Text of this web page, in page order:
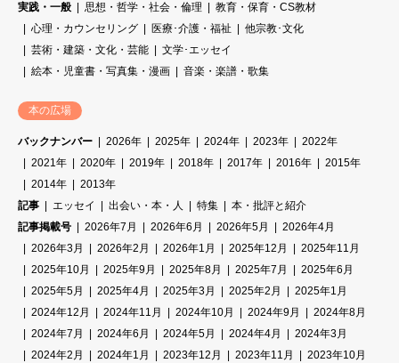
実践・一般
思想・哲学・社会・倫理
教育・保育・CS教材
心理・カウンセリング
医療･介護・福祉
他宗教･文化
芸術・建築・文化・芸能
文学･エッセイ
絵本・児童書・写真集・漫画
音楽・楽譜・歌集
本の広場
バックナンバー 2026年 2025年 2024年 2023年
2022年
2021年
2020年 2019年 2018年 2017年 2016年
2015年
2014年
2013年
記事
エッセイ 出会い・本・人 特集
本・批評と紹介
記事掲載号
2026年7月 2026年6月 2026年5月
2026年4月
2026年3月
2026年2月 2026年1月 2025年12月
2025年11月
2025年10月
2025年9月 2025年8月 2025年7月
2025年6月
2025年5月
2025年4月 2025年3月 2025年2月
2025年1月
2024年12月
2024年11月 2024年10月 2024年9月
2024年8月
2024年7月
2024年6月 2024年5月 2024年4月
2024年3月
2024年2月
2024年1月 2023年12月 2023年11月
2023年10月